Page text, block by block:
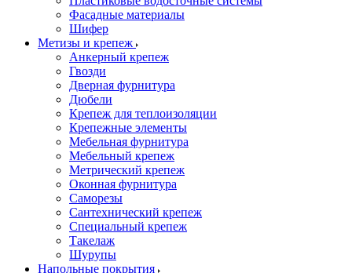
Фасадные материалы
Шифер
Метизы и крепеж
Анкерный крепеж
Гвозди
Дверная фурнитура
Дюбели
Крепеж для теплоизоляции
Крепежные элементы
Мебельная фурнитура
Мебельный крепеж
Метрический крепеж
Оконная фурнитура
Саморезы
Сантехнический крепеж
Специальный крепеж
Такелаж
Шурупы
Напольные покрытия